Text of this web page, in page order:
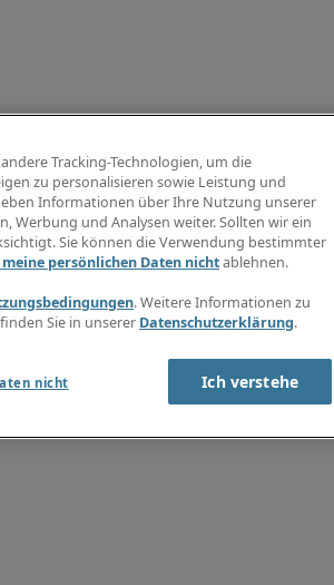
Center
Learning
Tracking-Technologien, um die
zu personalisieren sowie Leistung und
Informationen über Ihre Nutzung unserer
Werbung und Analysen weiter. Sollten wir ein
Sie können die Verwendung bestimmter
persönlichen Daten nichtablehnen.
. Weitere Informationen zu
Sie in unserer Datenschutzerklärung.
nicht Ich verstehe